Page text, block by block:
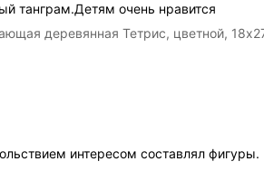
танграм.Детям очень нравится
деревянная Тетрис, цветной,
интересом составлял фигуры.